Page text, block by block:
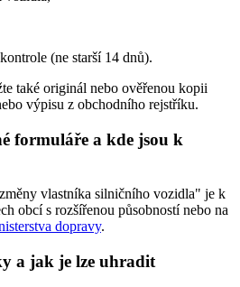
(ne starší 14 dnů).
také originál nebo ověřenou kopii
výpisu z obchodního rejstříku.
formuláře a kde jsou k
vlastníka silničního vozidla" je k
obcí s rozšířenou působností nebo na
dopravy.
a jak je lze uhradit